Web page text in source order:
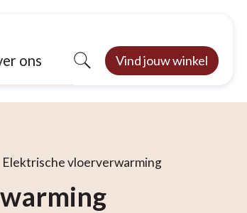
ons Vind jouw winkel
Elektrische vloerverwarming